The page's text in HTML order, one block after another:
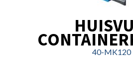
40-MK120